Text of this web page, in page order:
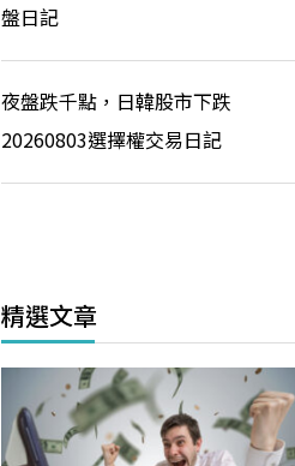
盤日記
夜盤跌千點，日韓股市下跌
20260803選擇權交易日記
精選文章